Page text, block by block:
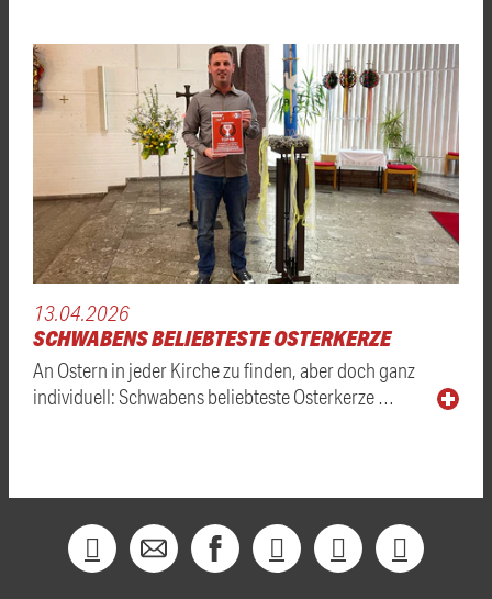
13.04.2026
SCHWABENS BELIEBTESTE OSTERKERZE
An Ostern in jeder Kirche zu finden, aber doch ganz
individuell: Schwabens beliebteste Osterkerze …